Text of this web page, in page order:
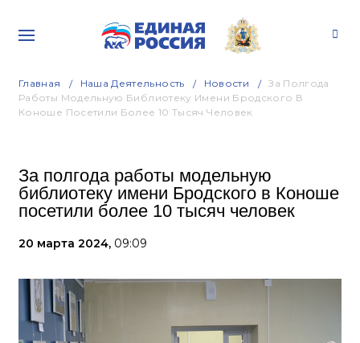
Главная Наша Деятельность Новости
За Полгода
Работы Модельную Библиотеку Имени Бродского В
Коноше Посетили Более 10 Тысяч Человек
За полгода работы модельную
библиотеку имени Бродского в Коноше
посетили более 10 тысяч человек
20 марта 2024, 09:09